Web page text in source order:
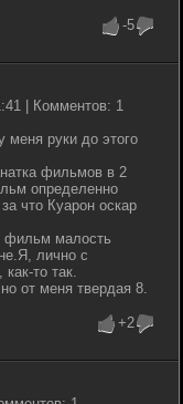
-5
| Комментов: 1
меня руки до этого
фильмов в 2
определенно
что Куарон оскар
фильм малость
лично с
то так.
от меня твердая 8.
+2